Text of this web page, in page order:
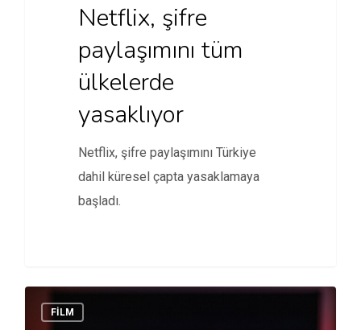
Netflix, şifre
paylaşımını tüm
ülkelerde
yasaklıyor
Netflix, şifre paylaşımını Türkiye
dahil küresel çapta yasaklamaya
başladı.
FİLM